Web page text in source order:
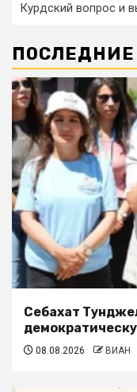
Курдский вопрос и
Себахат
08.08.2026 ВИАН